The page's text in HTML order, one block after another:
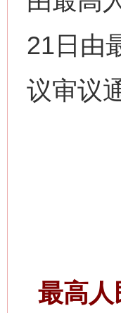
21日由
议审议
最高人